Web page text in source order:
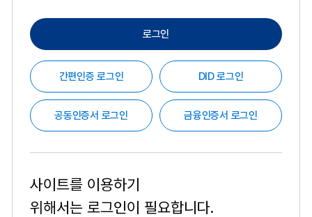
로그인
간편인증 로그인 DID 로그인
공동인증서 로그인 금융인증서 로그인
사이트를 이용하기
위해서는 로그인이 필요합니다.